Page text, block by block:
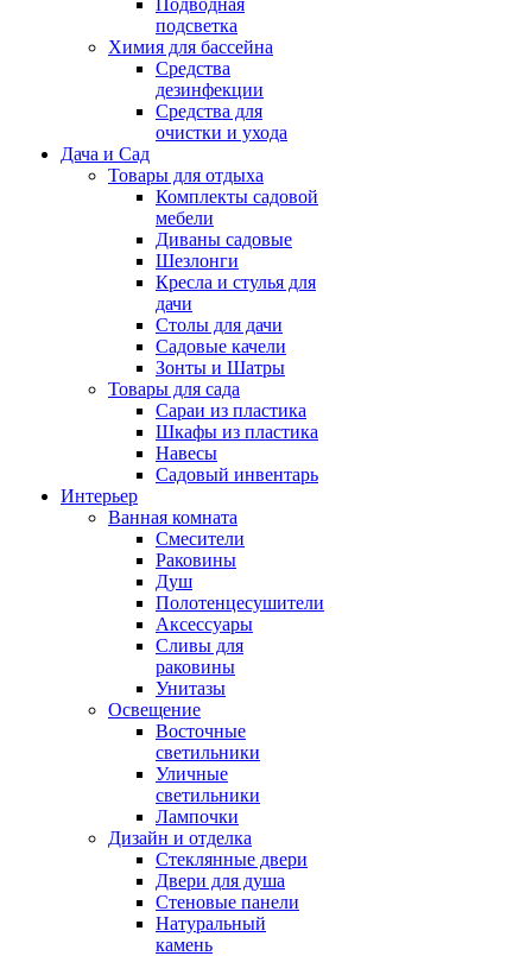
Подводная
подсветка
Химия для бассейна
Средства
дезинфекции
Средства для
очистки и ухода
Дача и Сад
Товары для отдыха
Комплекты садовой
мебели
Диваны садовые
Шезлонги
Кресла и стулья для
дачи
Столы для дачи
Садовые качели
Зонты и Шатры
Товары для сада
Сараи из пластика
Шкафы из пластика
Навесы
Садовый инвентарь
Интерьер
Ванная комната
Смесители
Раковины
Душ
Полотенцесушители
Аксессуары
Сливы для
раковины
Унитазы
Освещение
Восточные
светильники
Уличные
светильники
Лампочки
Дизайн и отделка
Стеклянные двери
Двери для душа
Стеновые панели
Натуральный
камень